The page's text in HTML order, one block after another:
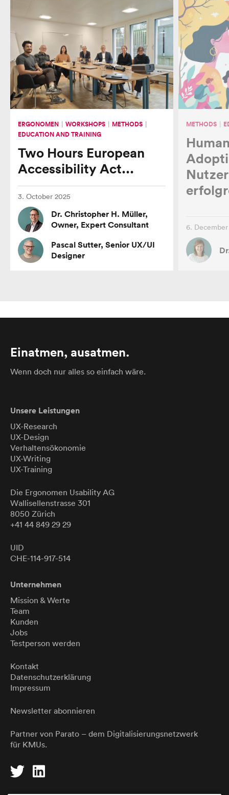
ERGONOMEN WORKSHOPS
METHODS
EDUCATION AND TRAINING
Two Hours European
Accessibility Act...
3. October 2025
Dr. Christopher H. Müller,
Owner, Expert Consultant
Pascal Sutter, Senior UX/UI
Designer
METHODS
6.
Einatmen, ausatmen.
Wenn doch nur alles so einfach wäre.
Unsere Leistungen
UX-Research
UX-Design
Verhaltensökonomie
UX-Writing
UX-Training
Die Ergonomen Usability AG
Wallisellenstrasse 301
8050 Zürich
+41 44 849 29 29
UID
CHE-114-917-514
Unternehmen
Mission & Werte
Team
Kunden
Jobs
Testperson werden
Kontakt
Datenschutzerklärung
Impressum
Newsletter abonnieren
Partner von Parato – dem Digitalisierungsnetzwerk
für KMUs.